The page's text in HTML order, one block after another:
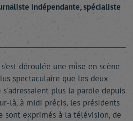
indépendante, spécialiste
déroulée une mise en scène
spectaculaire que les deux
plus la parole depuis
là, à midi précis, les présidents
sont exprimés à la télévision, de